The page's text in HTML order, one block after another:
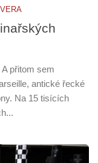
přitom sem
antické řecké
Na 15 tisících